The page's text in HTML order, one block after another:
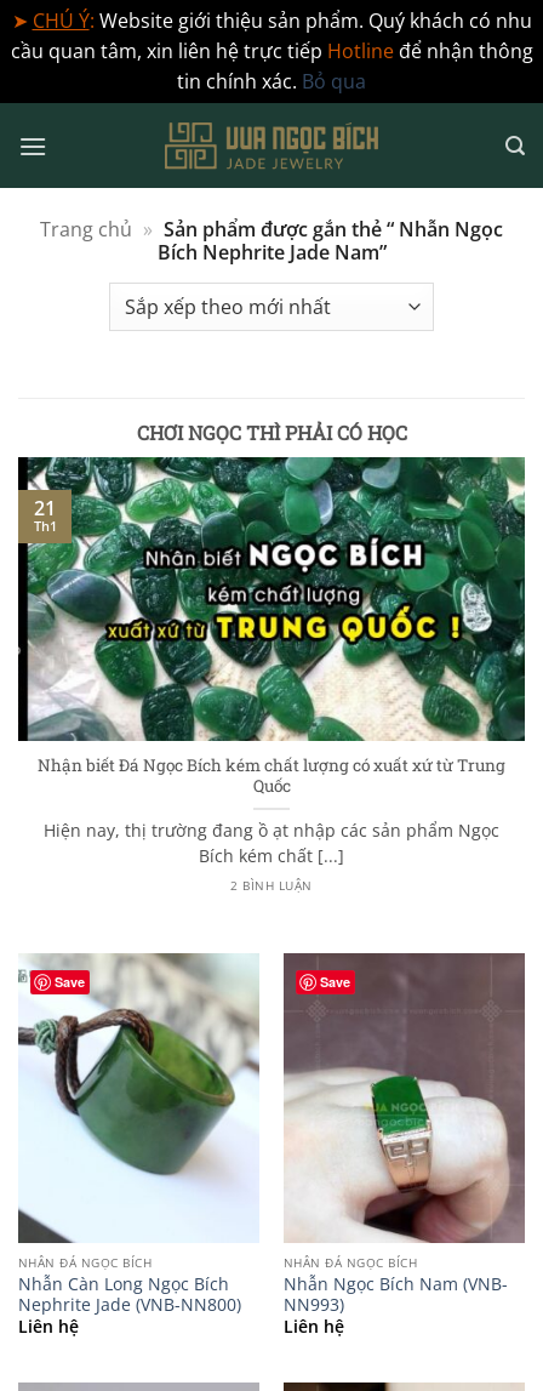
➤ CHÚ Ý: Website giới thiệu sản phẩm. Quý khách có nhu
cầu quan tâm, xin liên hệ trực tiếp Hotlineđể nhận thông
tin chính xác. Bỏ qua
qua
Trang chủ » Sản phẩm được gắn thẻ “ Nhẫn Ngọc
Bích Nephrite Jade Nam”
CHƠI NGỌC THÌ PHẢI CÓ HỌC
Nhận biết Đá Ngọc Bích kém chất lượng có xuất xứ từ Trung
Quốc
Hiện nay, thị trường đang ồ ạt nhập các sản phẩm Ngọc
Bích kém chất [...]
2 BÌNH LUẬN
21
Th1
Save
NHẪN ĐÁ NGỌC BÍCH
Nhẫn Càn Long Ngọc Bích
Nephrite Jade (VNB-NN800)
Liên hệ
Save
NHẪN ĐÁ NGỌC BÍCH
Nhẫn Ngọc Bích Nam (VNB-
NN993)
Liên hệ